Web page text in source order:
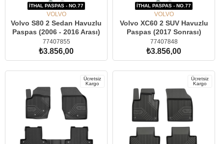
İTHAL PASPAS - NO.77
VOLVO
Volvo S80 2 Sedan Havuzlu
Paspas (2006 - 2016 Arası)
77407855
₺3.856,00
SEPETE EKLE
İTHAL PASPAS - NO.77
VOLVO
Volvo XC60 2 SUV Havuzlu
Paspas (2017 Sonrası)
77407848
₺3.856,00
SEPETE EKLE
Ücretsiz
Kargo
Ücretsiz
Kargo